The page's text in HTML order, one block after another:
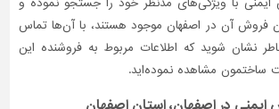
فروش آن در اصفهان موجود هستند، با آن‌ها تماس
نشان شوید که اطلاعات مربوط به فروشنده این
ساختمون مشاهده نموده‌اید.